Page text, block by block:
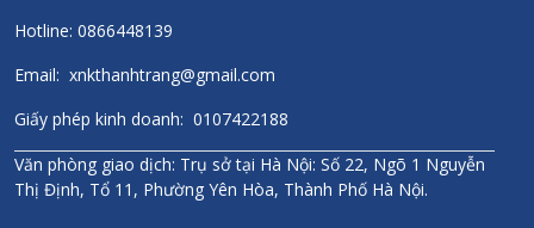
Hạn sử dụng
36 tháng kể từ ngày sản xuất. Hạn sử dụng ghi trên sản phẩm.
Hotline: 0866448139
Email: xnkthanhtrang@gmail.com
Giấy phép kinh doanh: 0107422188
Văn phòng giao dịch: Trụ sở tại Hà Nội: Số 22, Ngõ 1 Nguyễn
Thị Định, Tổ 11, Phường Yên Hòa, Thành Phố Hà Nội.